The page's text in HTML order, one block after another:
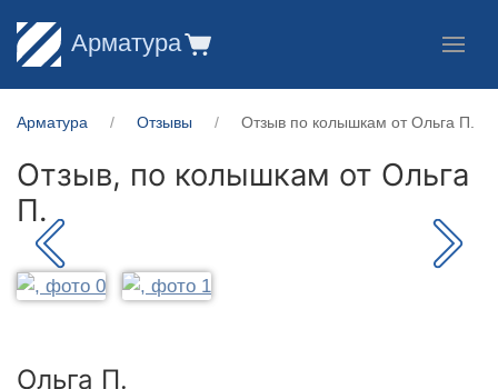
Арматура
Арматура Отзывы Отзыв по колышкам от Ольга П.
Отзыв, по колышкам от Ольга
П.
Ольга П.